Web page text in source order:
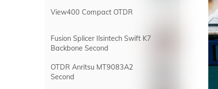
View400 Compact OTDR
Fusion Splicer Ilsintech Swift K7
Backbone Second
OTDR Anritsu MT9083A2
Second